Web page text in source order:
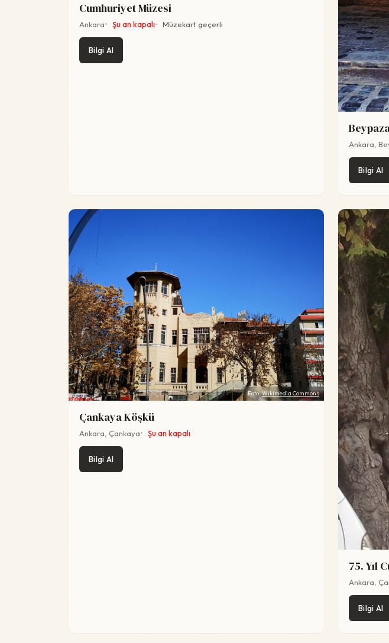
Cumhuriyet Müzesi
Ankara Şu an kapalı Müzekart geçerli
Bilgi Al
Ankara,
Bilgi Al
Foto:Wikimedia Commons
Çankaya Köşkü
Ankara, Çankaya Şu an kapalı
Bilgi Al
75. Yıl
Ankara,
Bilgi Al